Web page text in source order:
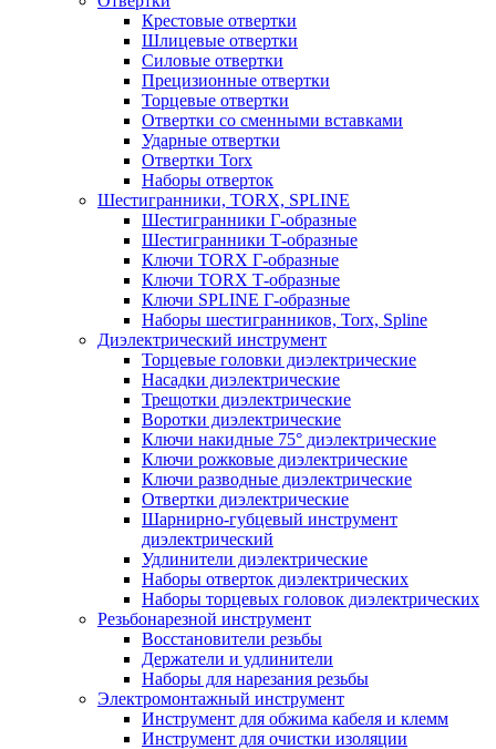
Крестовые отвертки
Шлицевые отвертки
Силовые отвертки
Прецизионные отвертки
Торцевые отвертки
Отвертки со сменными вставками
Ударные отвертки
Отвертки Torx
Наборы отверток
Шестигранники, TORX, SPLINE
Шестигранники Г-образные
Шестигранники Т-образные
Ключи TORX Г-образные
Ключи TORX Т-образные
Ключи SPLINE Г-образные
Наборы шестигранников, Torx, Spline
Диэлектрический инструмент
Торцевые головки диэлектрические
Насадки диэлектрические
Трещотки диэлектрические
Воротки диэлектрические
Ключи накидные 75° диэлектрические
Ключи рожковые диэлектрические
Ключи разводные диэлектрические
Отвертки диэлектрические
Шарнирно-губцевый инструмент
диэлектрический
Удлинители диэлектрические
Наборы отверток диэлектрических
Наборы торцевых головок диэлектрических
Резьбонарезной инструмент
Восстановители резьбы
Держатели и удлинители
Наборы для нарезания резьбы
Электромонтажный инструмент
Инструмент для обжима кабеля и клемм
Инструмент для очистки изоляции